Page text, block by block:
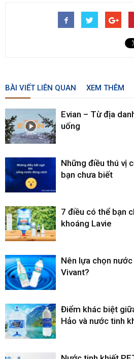
BÀI VIẾT LIÊN QUAN XEM THÊM
Evian – Từ địa
uống
Những điều thú vị
bạn chưa biết
7 điều có thể bạn
khoáng Lavie
Nên lựa chọn
Vivant?
Điểm khác biệt
Hảo và nước tinh